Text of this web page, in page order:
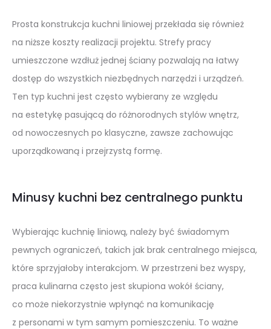
Prosta konstrukcja kuchni liniowej przekłada się również
na niższe koszty realizacji projektu. Strefy pracy
umieszczone wzdłuż jednej ściany pozwalają na łatwy
dostęp do wszystkich niezbędnych narzędzi i urządzeń.
Ten typ kuchni jest często wybierany ze względu
na estetykę pasującą do różnorodnych stylów wnętrz,
od nowoczesnych po klasyczne, zawsze zachowując
uporządkowaną i przejrzystą formę.
Minusy kuchni bez centralnego punktu
Wybierając kuchnię liniową, należy być świadomym
pewnych ograniczeń, takich jak brak centralnego miejsca,
które sprzyjałoby interakcjom. W przestrzeni bez wyspy,
praca kulinarna często jest skupiona wokół ściany,
co może niekorzystnie wpłynąć na komunikację
z personami w tym samym pomieszczeniu. To ważne